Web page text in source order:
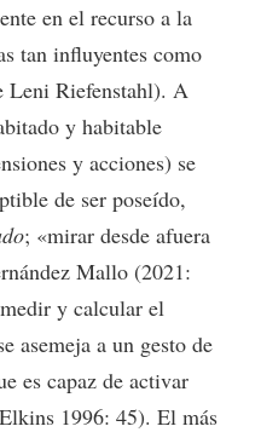
en el recurso a la
tan influyentes como
Leni Riefenstahl). A
y habitable
y acciones) se
de ser poseído,
; «mirar desde afuera
Mallo (2021:
y calcular el
asemeja a un gesto de
es capaz de activar
1996: 45). El más